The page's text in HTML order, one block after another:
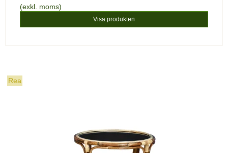
(exkl. moms)
Visa produkten
Rea